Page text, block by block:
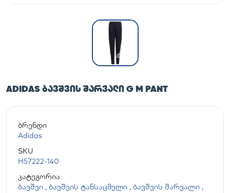
ADIDAS ᲑᲐᲕᲨᲕᲘᲡ ᲨᲐᲠᲕᲐᲚᲘ G M PANT
ბრენდი
Adidas
SKU
H57222-140
კატეგორია
ბავშვი , ბავშვის ტანსაცმელი , ბავშვის შარვალი ,